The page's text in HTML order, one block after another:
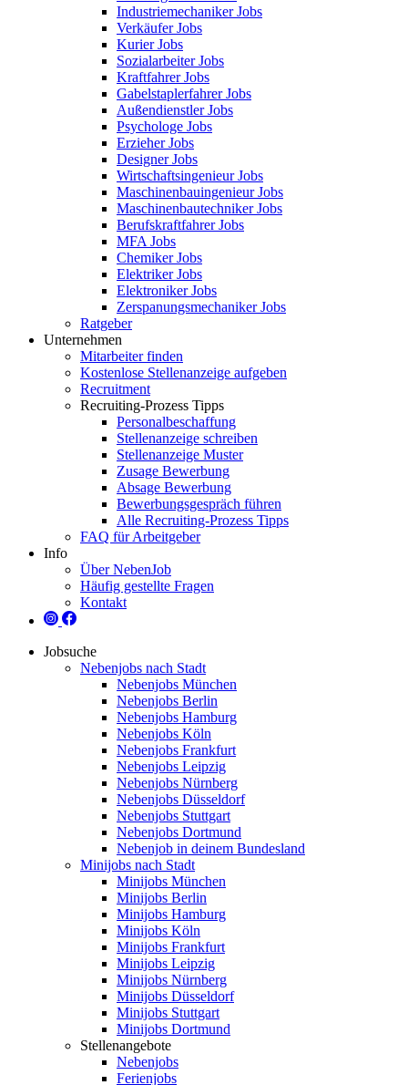
Industriemechaniker Jobs
Verkäufer Jobs
Kurier Jobs
Sozialarbeiter Jobs
Kraftfahrer Jobs
Gabelstaplerfahrer Jobs
Außendienstler Jobs
Psychologe Jobs
Erzieher Jobs
Designer Jobs
Wirtschaftsingenieur Jobs
Maschinenbauingenieur Jobs
Maschinenbautechniker Jobs
Berufskraftfahrer Jobs
MFA Jobs
Chemiker Jobs
Elektriker Jobs
Elektroniker Jobs
Zerspanungsmechaniker Jobs
Ratgeber
Unternehmen
Mitarbeiter finden
Kostenlose Stellenanzeige aufgeben
Recruitment
Recruiting-Prozess Tipps
Personalbeschaffung
Stellenanzeige schreiben
Stellenanzeige Muster
Zusage Bewerbung
Absage Bewerbung
Bewerbungsgespräch führen
Alle Recruiting-Prozess Tipps
FAQ für Arbeitgeber
Info
Über NebenJob
Häufig gestellte Fragen
Kontakt
Jobsuche
Nebenjobs nach Stadt
Nebenjobs München
Nebenjobs Berlin
Nebenjobs Hamburg
Nebenjobs Köln
Nebenjobs Frankfurt
Nebenjobs Leipzig
Nebenjobs Nürnberg
Nebenjobs Düsseldorf
Nebenjobs Stuttgart
Nebenjobs Dortmund
Nebenjob in deinem Bundesland
Minijobs nach Stadt
Minijobs München
Minijobs Berlin
Minijobs Hamburg
Minijobs Köln
Minijobs Frankfurt
Minijobs Leipzig
Minijobs Nürnberg
Minijobs Düsseldorf
Minijobs Stuttgart
Minijobs Dortmund
Stellenangebote
Nebenjobs
Ferienjobs